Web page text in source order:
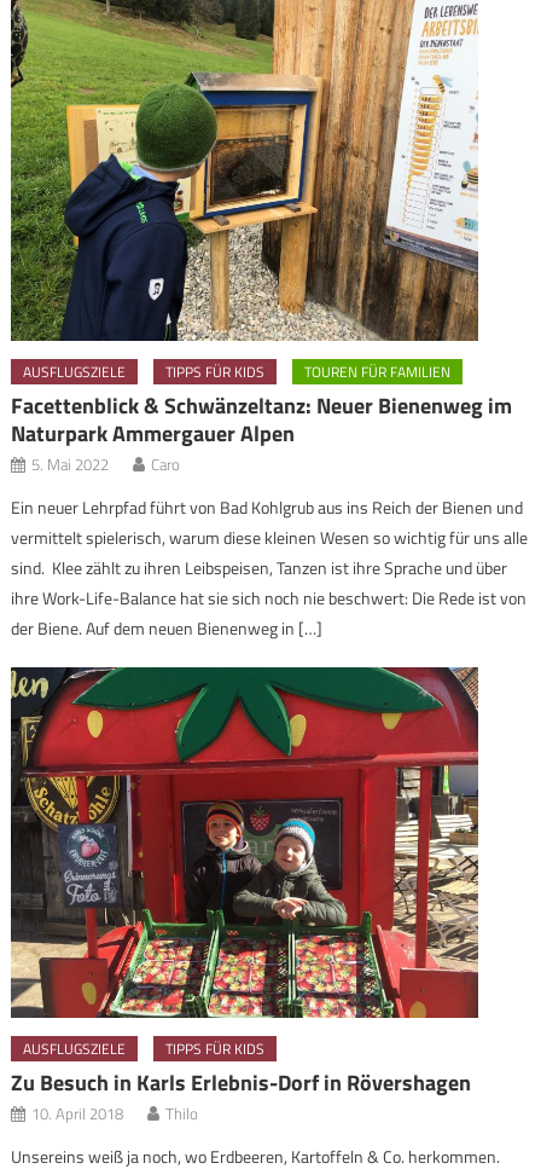
AUSFLUGSZIELE TIPPS FÜR KIDS TOUREN FÜR FAMILIEN
Facettenblick & Schwänzeltanz: Neuer Bienenweg im
Naturpark Ammergauer Alpen
5. Mai 2022 Caro
Ein neuer Lehrpfad führt von Bad Kohlgrub aus ins Reich der Bienen und
vermittelt spielerisch, warum diese kleinen Wesen so wichtig für uns alle
sind. Klee zählt zu ihren Leibspeisen, Tanzen ist ihre Sprache und über
ihre Work-Life-Balance hat sie sich noch nie beschwert: Die Rede ist von
der Biene. Auf dem neuen Bienenweg in […]
AUSFLUGSZIELE TIPPS FÜR KIDS
Zu Besuch in Karls Erlebnis-Dorf in Rövershagen
10. April 2018 Thilo
Unsereins weiß ja noch, wo Erdbeeren, Kartoffeln & Co. herkommen.